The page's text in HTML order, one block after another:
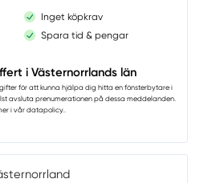
Inget köpkrav
Spara tid & pengar
i Västernorrlands län
för att kunna hjälpa dig hitta en fönsterbytare i
avsluta prenumerationen på dessa meddelanden.
i vår datapolicy.